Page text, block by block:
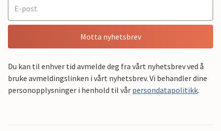
Motta nyhetsbrev
Du kan til enhver tid avmelde deg fra vårt nyhetsbrev ved å
bruke avmeldingslinken i vårt nyhetsbrev. Vi behandler dine
personopplysninger i henhold til vår persondatapolitikk.